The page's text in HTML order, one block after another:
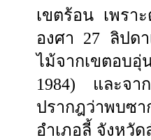
เขตร้อน เพรา
องศา 27 ลิปด
ไม้จากเขตอบอุ่
1984)
และจา
ปรากฎว่าพบซ
อำเภอลี้ จังหวั